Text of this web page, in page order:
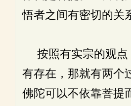
悟者之间有密切的关
按照有实宗的观点
有存在，那就有两个
佛陀可以不依靠菩提